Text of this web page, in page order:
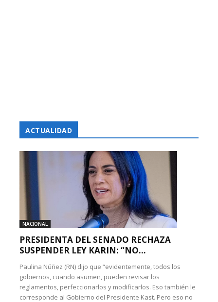
ACTUALIDAD
NACIONAL
PRESIDENTA DEL SENADO RECHAZA
SUSPENDER LEY KARIN: “NO...
Paulina Núñez (RN) dijo que “evidentemente, todos los
gobiernos, cuando asumen, pueden revisar los
reglamentos, perfeccionarlos y modificarlos. Eso también le
corresponde al Gobierno del Presidente Kast. Pero eso no